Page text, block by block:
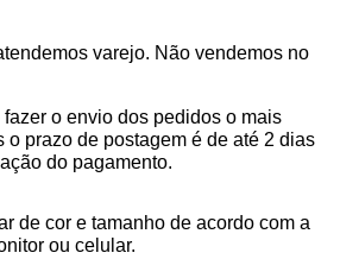
varejo. Não vendemos no
o envio dos pedidos o mais
o prazo de postagem é de até 2 dias
do pagamento.
de cor e tamanho de acordo com a
ou celular.